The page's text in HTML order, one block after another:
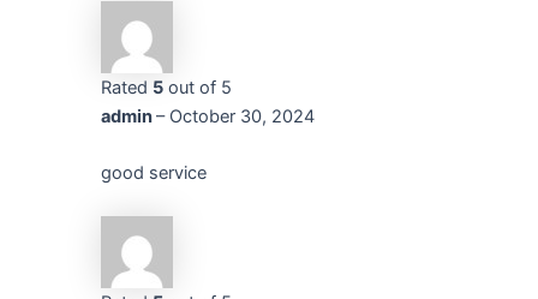
Rated 5out of 5
admin– October 30, 2024
good service